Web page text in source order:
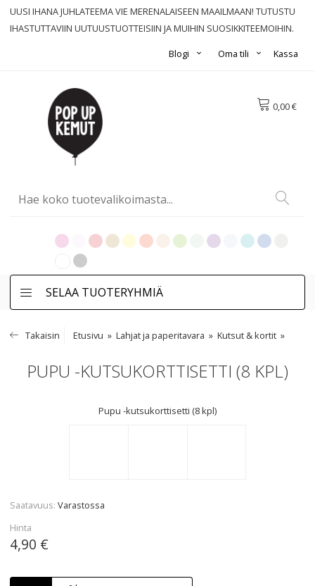
UUSI IHANA JUHLATEEMA VIE MERENALAISEEN MAAILMAAN! TUTUSTU
IHASTUTTAVIIN UUTUUSTUOTTEISIIN JA MUIHIN SUOSIKKITEEMOIHIN.
Kassa
Oma tili
Blogi
0,00 €
SELAA TUOTERYHMIÄ
Takaisin Etusivu Lahjat ja paperitavara Kutsut & kortit
PUPU -KUTSUKORTTISETTI (8 KPL)
Pupu -kutsukorttisetti (8 kpl)
Saatavuus Varastossa
Hinta
4,90 €